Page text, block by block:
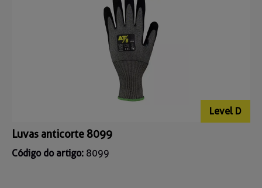
Level D
Luvas anticorte 8099
Código do artigo: 8099